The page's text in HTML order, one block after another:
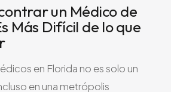
un Médico de
Más Difícil de lo que
en Florida no es solo un
en una metrópolis